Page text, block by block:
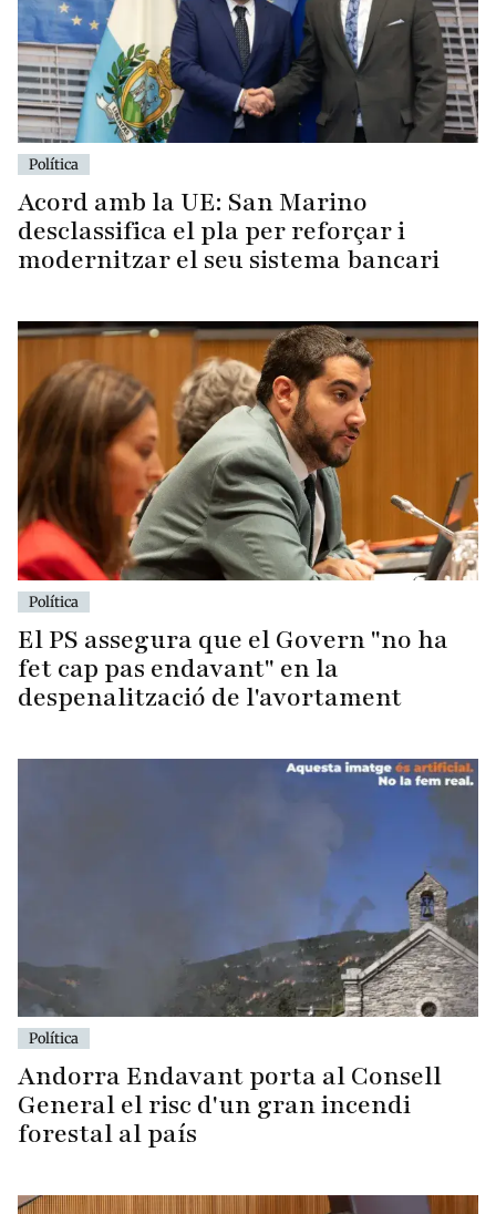
Política
Acord amb la UE: San Marino
desclassifica el pla per reforçar i
modernitzar el seu sistema bancari
Política
El PS assegura que el Govern "no ha
fet cap pas endavant" en la
despenalització de l'avortament
Política
Andorra Endavant porta al Consell
General el risc d'un gran incendi
forestal al país